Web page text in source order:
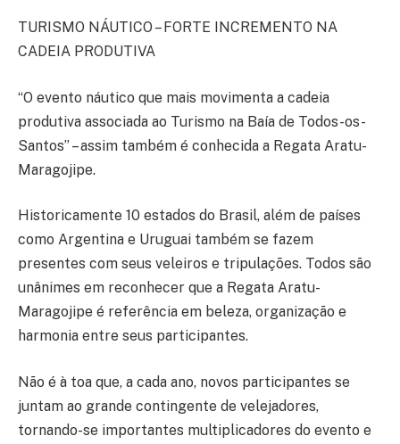
TURISMO NÁUTICO – FORTE INCREMENTO NA
CADEIA PRODUTIVA
“O evento náutico que mais movimenta a cadeia
produtiva associada ao Turismo na Baía de Todos-os-
Santos” – assim também é conhecida a Regata Aratu-
Maragojipe.
Historicamente 10 estados do Brasil, além de países
como Argentina e Uruguai também se fazem
presentes com seus veleiros e tripulações. Todos são
unânimes em reconhecer que a Regata Aratu-
Maragojipe é referência em beleza, organização e
harmonia entre seus participantes.
Não é à toa que, a cada ano, novos participantes se
juntam ao grande contingente de velejadores,
tornando-se importantes multiplicadores do evento e